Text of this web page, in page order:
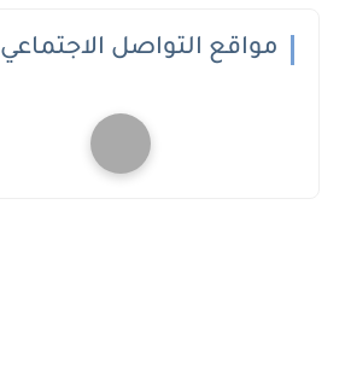
مواقع التواصل الاجتماعي